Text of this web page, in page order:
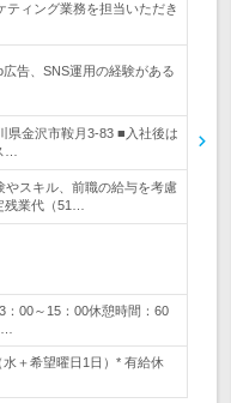
ティング業務を担当いただき
広告、SNS運用の経験がある
県金沢市鞍月3-83 ■入社後は
…
スキル、前職の給与を考慮
業代（51…
：00～15：00休憩時間：60
＋希望曜日1日）* 有給休